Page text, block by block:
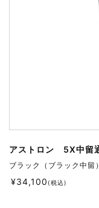
アストロン 5X中留
ブラック（ブラック中留）
¥34,100